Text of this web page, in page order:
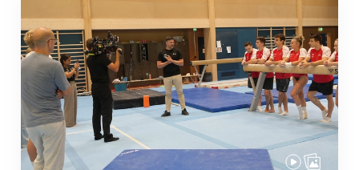
Mit klaren Zielen nach Zagreb